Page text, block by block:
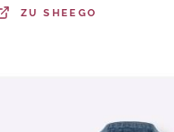
ZUSHEEGO